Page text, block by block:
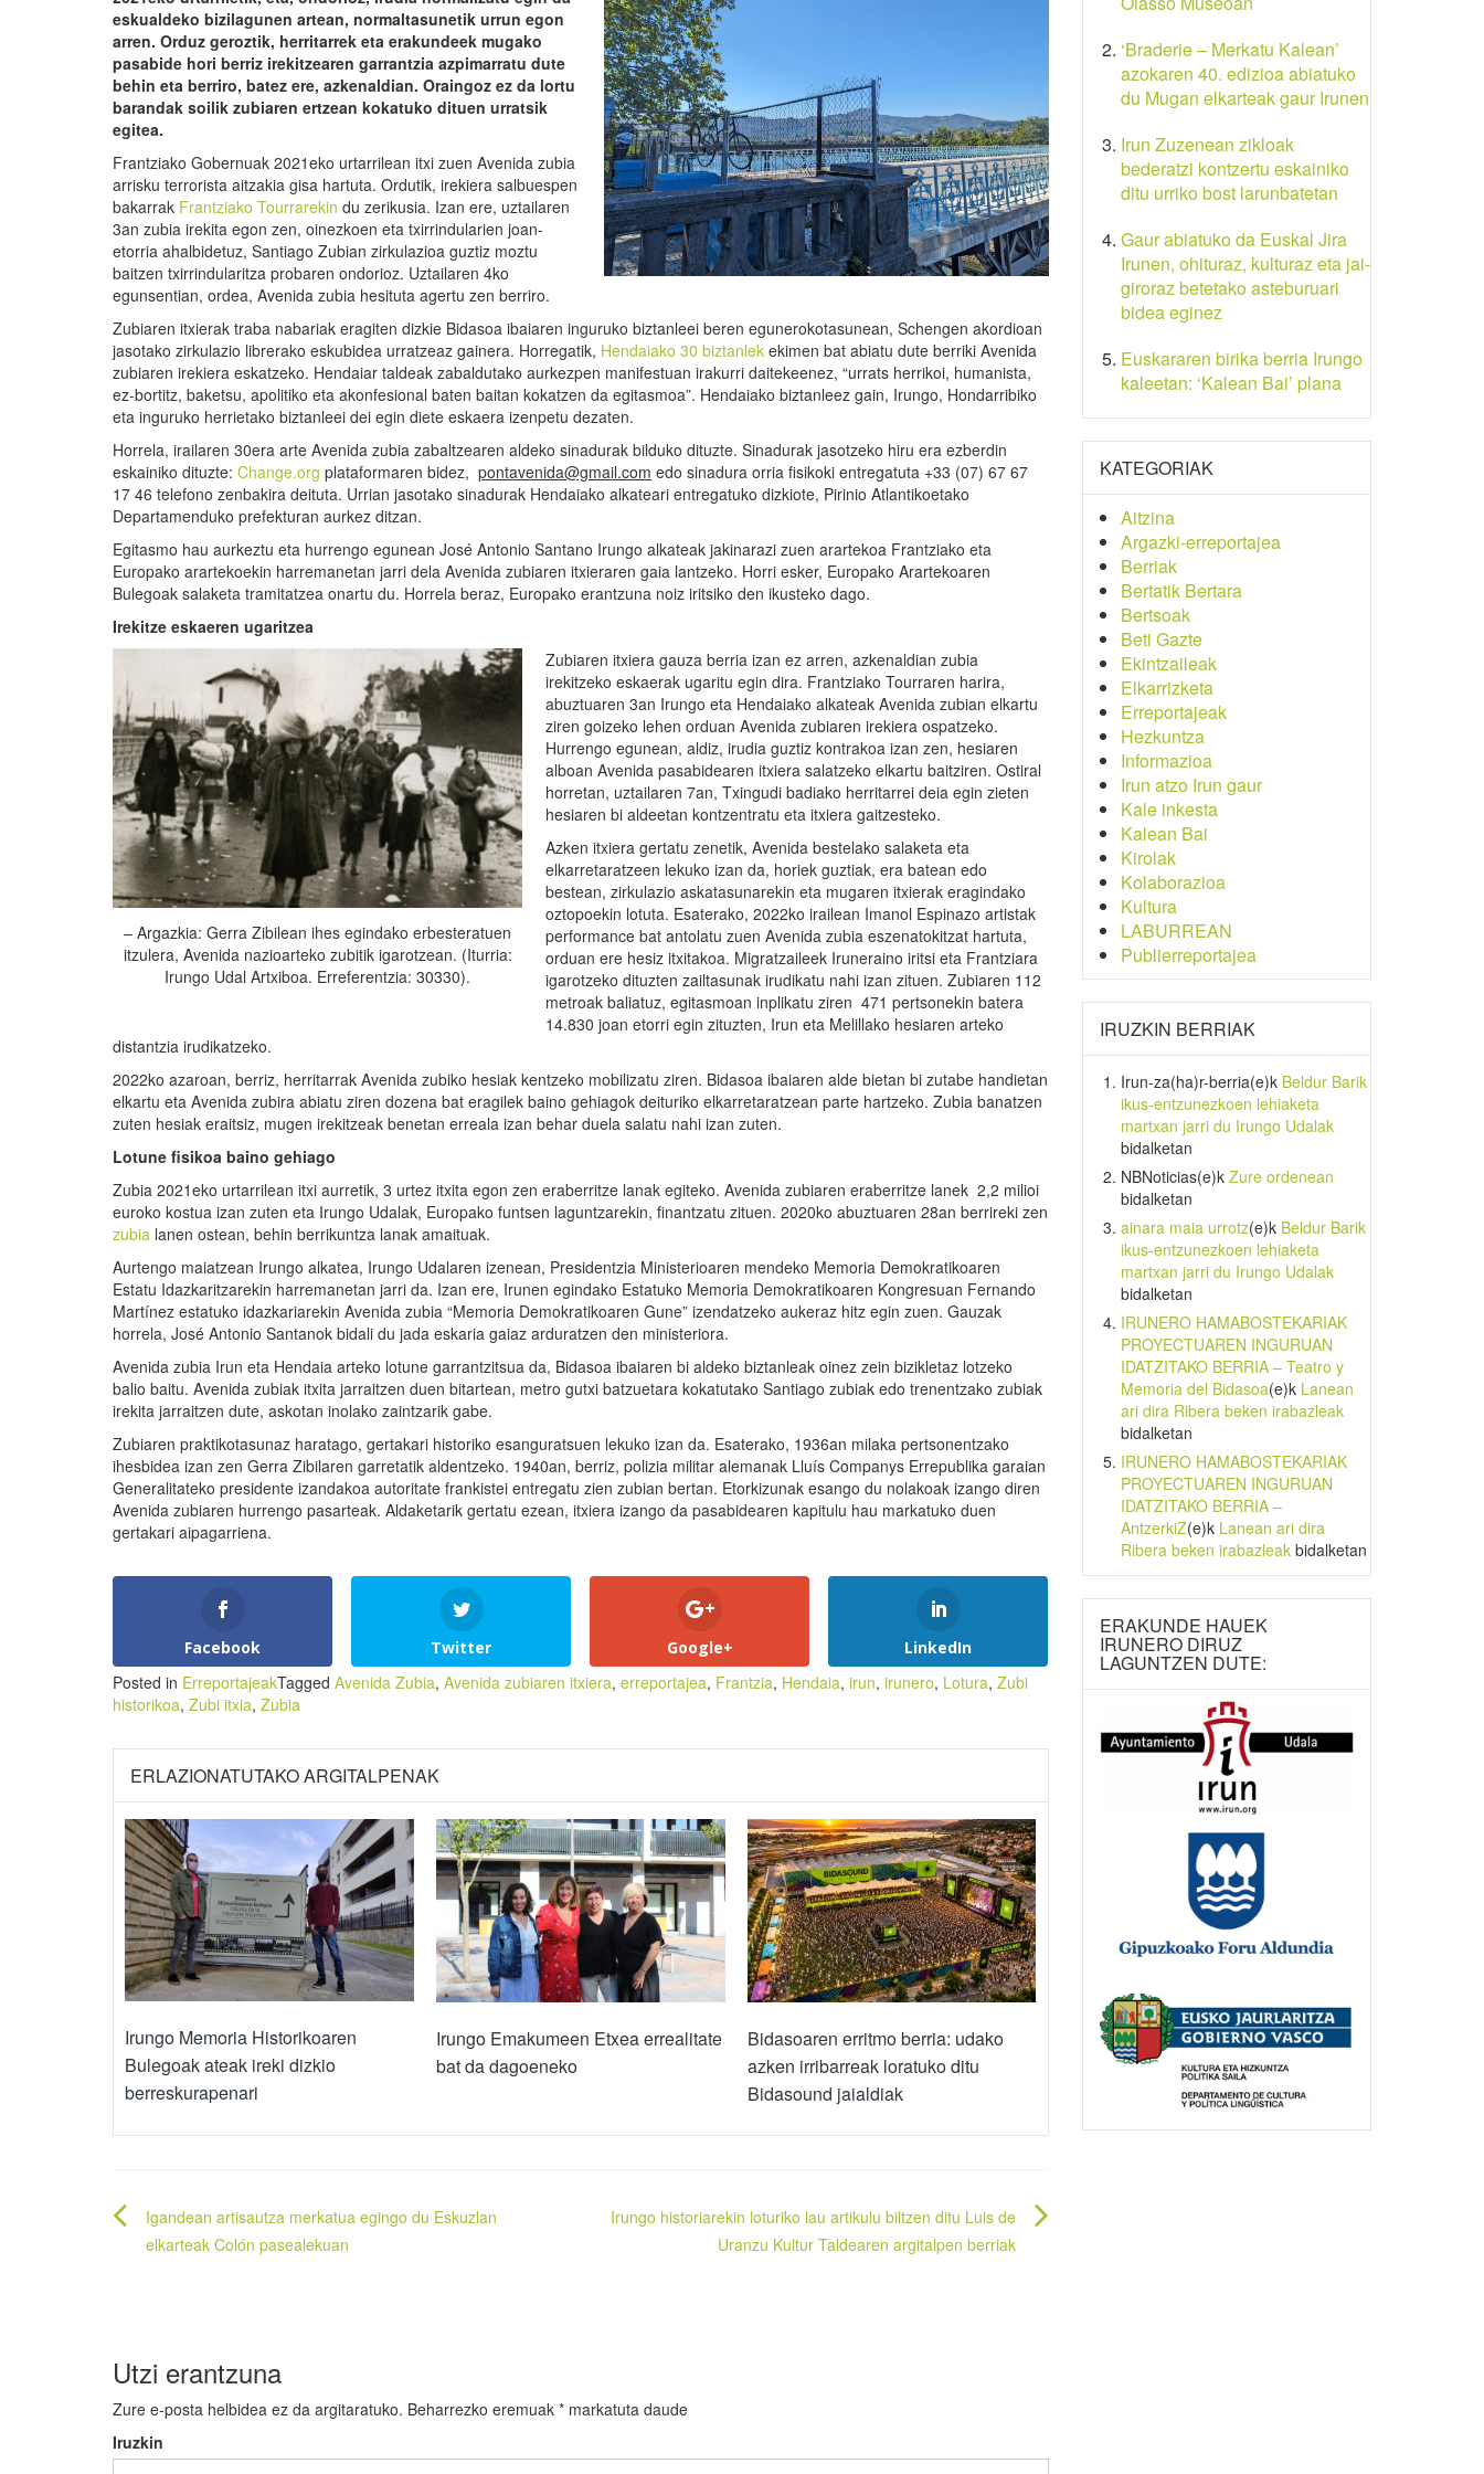
eskualdeko bizilagunen artean, normaltasunetik urrun egon
arren. Orduz geroztik, herritarrek eta erakundeek mugako
pasabide hori berriz irekitzearen garrantzia azpimarratu dute
behin eta berriro, batez ere, azkenaldian. Oraingoz ez da lortu
barandak soilik zubiaren ertzean kokatuko dituen urratsik
egitea.
Frantziako Gobernuak 2021eko urtarrilean itxi zuen Avenida zubia
arrisku terrorista aitzakia gisa hartuta. Ordutik, irekiera salbuespen
bakarrak Frantziako Tourrarekin du zerikusia. Izan ere, uztailaren
3an zubia irekita egon zen, oinezkoen eta txirrindularien joan-
etorria ahalbidetuz, Santiago Zubian zirkulazioa guztiz moztu
baitzen txirrindularitza probaren ondorioz. Uztailaren 4ko
egunsentian, ordea, Avenida zubia hesituta agertu zen berriro.
Zubiaren itxierak traba nabariak eragiten dizkie Bidasoa ibaiaren inguruko biztanleei beren egunerokotasunean, Schengen akordioan
jasotako zirkulazio librerako eskubidea urratzeaz gainera. Horregatik, Hendaiako 30 biztanlek ekimen bat abiatu dute berriki Avenida
zubiaren irekiera eskatzeko. Hendaiar taldeak zabaldutako aurkezpen manifestuan irakurri daitekeenez, “urrats herrikoi, humanista,
ez-bortitz, baketsu, apolitiko eta akonfesional baten baitan kokatzen da egitasmoa”. Hendaiako biztanleez gain, Irungo, Hondarribiko
eta inguruko herrietako biztanleei dei egin diete eskaera izenpetu dezaten.
Horrela, irailaren 30era arte Avenida zubia zabaltzearen aldeko sinadurak bilduko dituzte. Sinadurak jasotzeko hiru era ezberdin
eskainiko dituzte: Change.org plataformaren bidez, pontavenida@gmail.com edo sinadura orria fisikoki entregatuta +33 (07) 67 67
17 46 telefono zenbakira deituta. Urrian jasotako sinadurak Hendaiako alkateari entregatuko dizkiote, Pirinio Atlantikoetako
Departamenduko prefekturan aurkez ditzan.
Egitasmo hau aurkeztu eta hurrengo egunean José Antonio Santano Irungo alkateak jakinarazi zuen arartekoa Frantziako eta
Europako arartekoekin harremanetan jarri dela Avenida zubiaren itxieraren gaia lantzeko. Horri esker, Europako Arartekoaren
Bulegoak salaketa tramitatzea onartu du. Horrela beraz, Europako erantzuna noiz iritsiko den ikusteko dago.
Irekitze eskaeren ugaritzea
– Argazkia: Gerra Zibilean ihes egindako erbesteratuen
itzulera, Avenida nazioarteko zubitik igarotzean. (Iturria:
Irungo Udal Artxiboa. Erreferentzia: 30330).
Zubiaren itxiera gauza berria izan ez arren, azkenaldian zubia
irekitzeko eskaerak ugaritu egin dira. Frantziako Tourraren harira,
abuztuaren 3an Irungo eta Hendaiako alkateak Avenida zubian elkartu
ziren goizeko lehen orduan Avenida zubiaren irekiera ospatzeko.
Hurrengo egunean, aldiz, irudia guztiz kontrakoa izan zen, hesiaren
alboan Avenida pasabidearen itxiera salatzeko elkartu baitziren. Ostiral
horretan, uztailaren 7an, Txingudi badiako herritarrei deia egin zieten
hesiaren bi aldeetan kontzentratu eta itxiera gaitzesteko.
Azken itxiera gertatu zenetik, Avenida bestelako salaketa eta
elkarretaratzeen lekuko izan da, horiek guztiak, era batean edo
bestean, zirkulazio askatasunarekin eta mugaren itxierak eragindako
oztopoekin lotuta. Esaterako, 2022ko irailean Imanol Espinazo artistak
performance bat antolatu zuen Avenida zubia eszenatokitzat hartuta,
orduan ere hesiz itxitakoa. Migratzaileek Iruneraino iritsi eta Frantziara
igarotzeko dituzten zailtasunak irudikatu nahi izan zituen. Zubiaren 112
metroak baliatuz, egitasmoan inplikatu ziren 471 pertsonekin batera
14.830 joan etorri egin zituzten, Irun eta Melillako hesiaren arteko
distantzia irudikatzeko.
2022ko azaroan, berriz, herritarrak Avenida zubiko hesiak kentzeko mobilizatu ziren. Bidasoa ibaiaren alde bietan bi zutabe handietan
elkartu eta Avenida zubira abiatu ziren dozena bat eragilek baino gehiagok deituriko elkarretaratzean parte hartzeko. Zubia banatzen
zuten hesiak eraitsiz, mugen irekitzeak benetan erreala izan behar duela salatu nahi izan zuten.
Lotune fisikoa baino gehiago
Zubia 2021eko urtarrilean itxi aurretik, 3 urtez itxita egon zen eraberritze lanak egiteko. Avenida zubiaren eraberritze lanek 2,2 milioi
euroko kostua izan zuten eta Irungo Udalak, Europako funtsen laguntzarekin, finantzatu zituen. 2020ko abuztuaren 28an berrireki zen
zubia lanen ostean, behin berrikuntza lanak amaituak.
Aurtengo maiatzean Irungo alkatea, Irungo Udalaren izenean, Presidentzia Ministerioaren mendeko Memoria Demokratikoaren
Estatu Idazkaritzarekin harremanetan jarri da. Izan ere, Irunen egindako Estatuko Memoria Demokratikoaren Kongresuan Fernando
Martínez estatuko idazkariarekin Avenida zubia “Memoria Demokratikoaren Gune” izendatzeko aukeraz hitz egin zuen. Gauzak
horrela, José Antonio Santanok bidali du jada eskaria gaiaz arduratzen den ministeriora.
Avenida zubia Irun eta Hendaia arteko lotune garrantzitsua da, Bidasoa ibaiaren bi aldeko biztanleak oinez zein bizikletaz lotzeko
balio baitu. Avenida zubiak itxita jarraitzen duen bitartean, metro gutxi batzuetara kokatutako Santiago zubiak edo trenentzako zubiak
irekita jarraitzen dute, askotan inolako zaintzarik gabe.
Zubiaren praktikotasunaz haratago, gertakari historiko esanguratsuen lekuko izan da. Esaterako, 1936an milaka pertsonentzako
ihesbidea izan zen Gerra Zibilaren garretatik aldentzeko. 1940an, berriz, polizia militar alemanak Lluís Companys Errepublika garaian
Generalitateko presidente izandakoa autoritate frankistei entregatu zien zubian bertan. Etorkizunak esango du nolakoak izango diren
Avenida zubiaren hurrengo pasarteak. Aldaketarik gertatu ezean, itxiera izango da pasabidearen kapitulu hau markatuko duen
gertakari aipagarriena.
Facebook Twitter Google+ LinkedIn
Posted in ErreportajeakTagged Avenida Zubia, Avenida zubiaren itxiera, erreportajea, Frantzia, Hendaia, irun, irunero, Lotura, Zubi
historikoa, Zubi itxia, Zubia
ERLAZIONATUTAKO ARGITALPENAK
Irungo Memoria Historikoaren
Bulegoak ateak ireki dizkio
berreskurapenari
Irungo Emakumeen Etxea errealitate
bat da dagoeneko
Bidasoaren erritmo berria: udako
azken irribarreak loratuko ditu
Bidasound jaialdiak
Bidalketetan
zehar
Igandean artisautza merkatua egingo du Eskuzlan
elkarteak Colón pasealekuan
Irungo historiarekin loturiko lau artikulu biltzen ditu Luis de
Uranzu Kultur Taldearen argitalpen berriak
Utzi erantzuna
Zure e-posta helbidea ez da argitaratuko. Beharrezko eremuak * markatuta daude
Iruzkin
‘Braderie – Merkatu Kalean’
azokaren 40. edizioa abiatuko
du Mugan elkarteak gaur Irunen
Irun Zuzenean zikloak
bederatzi kontzertu eskainiko
ditu urriko bost larunbatetan
Gaur abiatuko da Euskal Jira
Irunen, ohituraz, kulturaz eta jai-
giroraz betetako asteburuari
bidea eginez
Euskararen birika berria Irungo
kaleetan: ‘Kalean Bai’ plana
KATEGORIAK
Aitzina
Argazki-erreportajea
Berriak
Bertatik Bertara
Bertsoak
Beti Gazte
Ekintzaileak
Elkarrizketa
Erreportajeak
Hezkuntza
Informazioa
Irun atzo Irun gaur
Kale inkesta
Kalean Bai
Kirolak
Kolaborazioa
Kultura
LABURREAN
Publierreportajea
IRUZKIN BERRIAK
Irun-za(ha)r-berria(e)k Beldur Barik
ikus-entzunezkoen lehiaketa
martxan jarri du Irungo Udalak
bidalketan
NBNoticias(e)k Zure ordenean
bidalketan
ainara maia urrotz(e)k Beldur Barik
ikus-entzunezkoen lehiaketa
martxan jarri du Irungo Udalak
bidalketan
IRUNERO HAMABOSTEKARIAK
PROYECTUAREN INGURUAN
IDATZITAKO BERRIA – Teatro y
Memoria del Bidasoa(e)k Lanean
ari dira Ribera beken irabazleak
bidalketan
IRUNERO HAMABOSTEKARIAK
PROYECTUAREN INGURUAN
IDATZITAKO BERRIA –
AntzerkiZ(e)k Lanean ari dira
Ribera beken irabazleakbidalketan
ERAKUNDE HAUEK
IRUNERO DIRUZ
LAGUNTZEN DUTE: